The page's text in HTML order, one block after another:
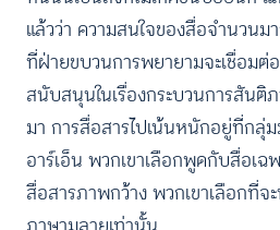
แล้วว่า ความสนใจของสื่อจำนวน
ที่ฝ่ายขบวนการพยายามจะเชื่อมต่
สนับสนุนในเรื่องกระบวนการสัน
มา การสื่อสารไปเน้นหนักอยู่ที่กลุ่
อาร์เอ็น พวกเขาเลือกพูดกับสื่อเฉ
สื่อสารภาพกว้าง พวกเขาเลือกที่